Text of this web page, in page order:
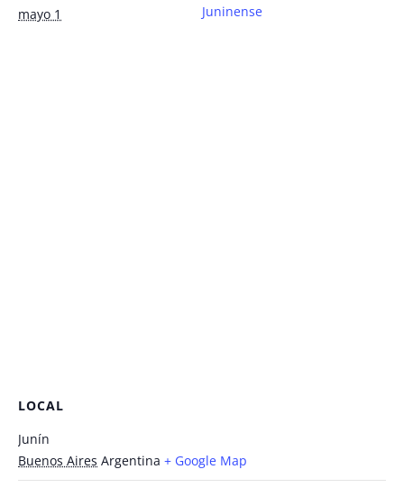
mayo 1
Juninense
LOCAL
Junín
Buenos Aires Argentina + Google Map